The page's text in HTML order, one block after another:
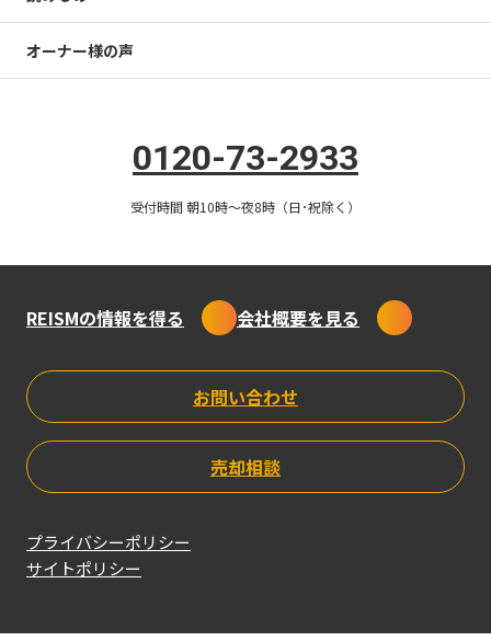
オーナー様の声
0120-73-2933
受付時間 朝10時〜夜8時（日･祝除く）
REISMの情報を得る 会社概要を見る
お問い合わせ
売却相談
プライバシーポリシー
サイトポリシー
つながる。
資産と人生のバリューアップを叶
できる！
稼働率97 %
リノベーション
投資術